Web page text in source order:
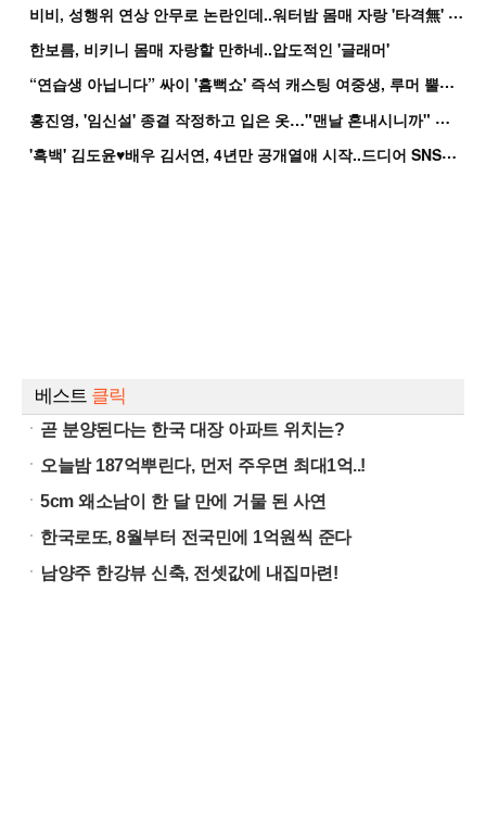
비
비, 성행위 연상 안무로 논란인데..워터밤 몸매 자랑 '타격無' 근황
한보름, 비키니 몸매 자랑할 만하네..압도적인 '글래머'
“
연습생 아닙니다” 싸이 '흠뻑쇼' 즉석 캐스팅 여중생, 루머 뿔났다[Oh!쎈 이...
홍
진영, '임신설' 종결 작정하고 입은 옷…"맨날 혼내시니까" 억울
'
흑백' 김도윤♥배우 김서연, 4년만 공개열애 시작..드디어 SNS에 노출 [핫피...